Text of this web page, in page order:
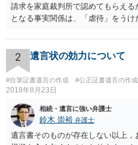
請求を家庭裁判所で認めてもらえ
となる事実関係は、「虐待」をう
「廃除」は遺言でも可能です（民
情を話して相談して、「廃除」が
とをお勧めします。
2 遺言状の効力について
#自筆証書遺言の作成 #公正証書遺言の作成
2018年8月23日
相続・遺言に強い弁護士
鈴木 崇裕 弁護士
遺言書そのものが存在しない以上